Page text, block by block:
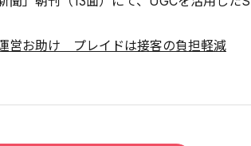
営お助け プレイドは接客の負担軽減